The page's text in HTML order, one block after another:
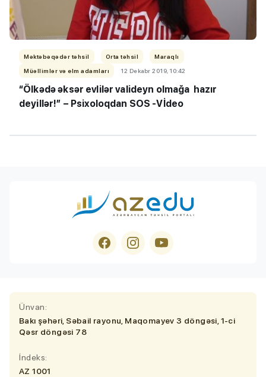
Məktəbəqədər təhsil Orta təhsil
Maraqlı
Müəllimlər və elm adamları
12 Dekabr 2019, 10:42
“Ölkədə əksər evlilər valideyn olmağa hazır
deyillər!” – Psixoloqdan SOS -Vİdeo
Ünvan:
Bakı şəhəri, Səbail rayonu, Maqomayev 3 döngəsi, 1-ci
Qəsr döngəsi 78
İndeks:
AZ 1001